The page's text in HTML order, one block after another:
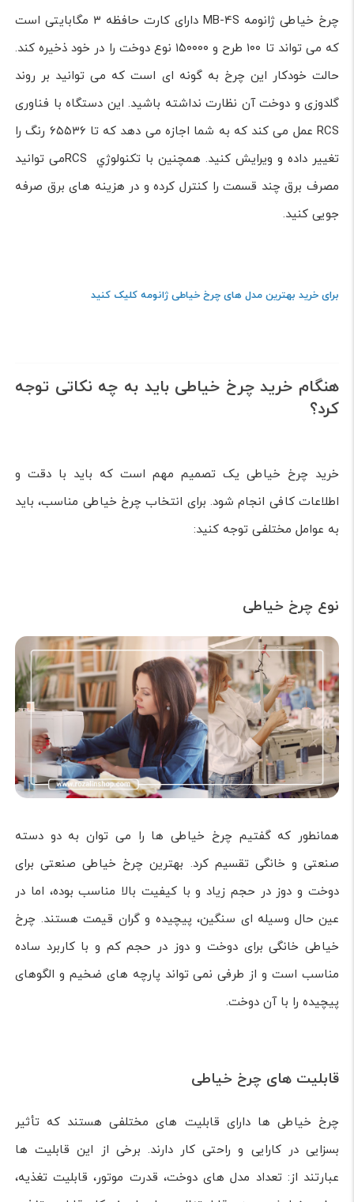
چرخ خیاطی ژانومه MB-4S دارای کارت حافظه ۳ مگابایتی است
که می تواند تا ۱۰۰ طرح و ۱۵۰۰۰۰ نوع دوخت را در خود ذخیره کند.
حالت خودکار این چرخ به گونه ای است که می توانید بر روند
گلدوزی و دوخت آن نظارت نداشته باشید. این دستگاه با فناوری
RCS عمل می کند که به شما اجازه می دهد که تا ۶۵۵۳۶ رنگ را
تغییر داده و ویرایش کنید. همچنین با تکنولوژي RCSمی توانید
مصرف برق چند قسمت را کنترل کرده و در هزینه های برق صرفه
جویی کنید.
برای خرید بهترین مدل های چرخ خیاطی ژانومه کلیک کنید
هنگام خرید چرخ خیاطی باید به چه نکاتی توجه
کرد؟
خرید چرخ خیاطی یک تصمیم مهم است که باید با دقت و
اطلاعات کافی انجام شود. برای انتخاب چرخ خیاطی مناسب، باید
به عوامل مختلفی توجه کنید:
نوع چرخ خیاطی
همانطور که گفتیم چرخ خیاطی ها را می توان به دو دسته
صنعتی و خانگی تقسیم کرد. بهترین چرخ خیاطی صنعتی برای
دوخت و دوز در حجم زیاد و با کیفیت بالا مناسب بوده، اما در
عین حال وسیله ای سنگین، پیچیده و گران قیمت هستند. چرخ
خیاطی خانگی برای دوخت و دوز در حجم کم و با کاربرد ساده
مناسب است و از طرفی نمی تواند پارچه های ضخیم و الگوهای
پیچیده را با آن دوخت.
قابلیت های چرخ خیاطی
چرخ خیاطی ها دارای قابلیت های مختلفی هستند که تأثیر
بسزایی در کارایی و راحتی کار دارند. برخی از این قابلیت ها
عبارتند از: تعداد مدل های دوخت، قدرت موتور، قابلیت تغذیه،